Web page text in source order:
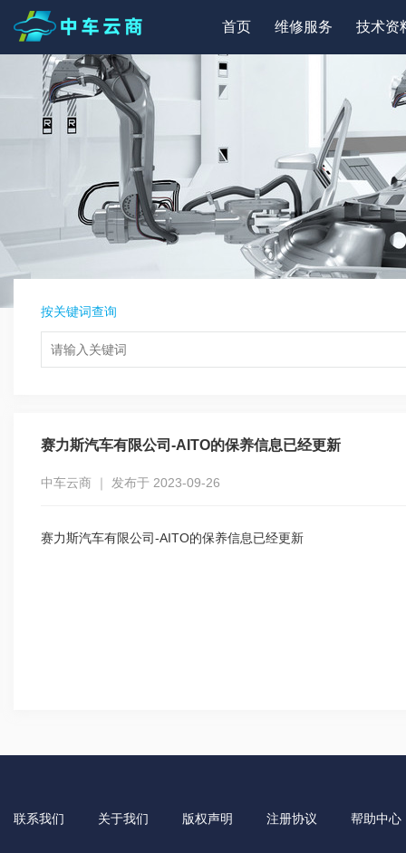
首页 维修服务 技术资
按关键词查询
赛力斯汽车有限公司-AITO的保养信息已经更新
中车云商 ｜ 发布于 2023-09-26
赛力斯汽车有限公司-AITO的保养信息已经更新
联系我们 关于我们 版权声明 注册协议 帮助中心